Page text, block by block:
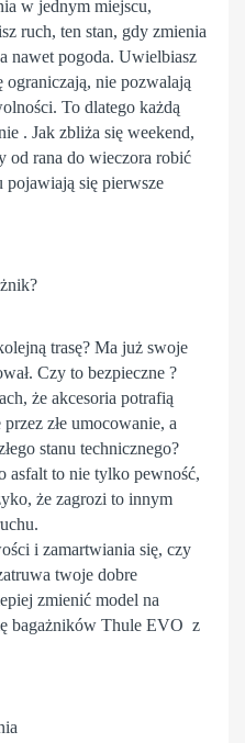
w jednym miejscu,
ruch, ten stan, gdy zmienia
nawet pogoda. Uwielbiasz
nie pozwalają
To dlatego każdą
. Jak zbliża się weekend,
od rana do wieczora robić
pojawiają się pierwsze
trasę? Ma już swoje
Czy to bezpieczne ?
że akcesoria potrafią
złe umocowanie, a
stanu technicznego?
asfalt to nie tylko pewność,
że zagrozi to innym
i zamartwiania się, czy
twoje dobre
zmienić model na
bagażników Thule EVO z